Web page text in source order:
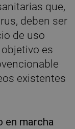
que,
deben ser
de uso
es
existentes
en marcha